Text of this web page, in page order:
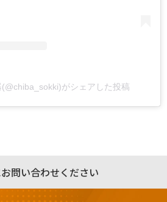
がシェアした投稿
問い合わせください